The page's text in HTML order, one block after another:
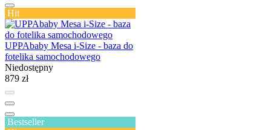
Hit
UPPAbaby Mesa i-Size - baza do
fotelika samochodowego
Niedostępny
879 zł
Bestseller